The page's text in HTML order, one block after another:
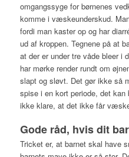
omgangssyge for børnenes
komme i væskeunderskud.
fordi man kaster op og har
ud af kroppen. Tegnene på at
at der er under tre våde bleer i
har mørke render rundt om
slapt og sløvt. Det gør ikke så
spise i en kort periode, det
ikke klare, at det ikke får
Gode råd, hvis dit
Tricket er, at barnet skal have